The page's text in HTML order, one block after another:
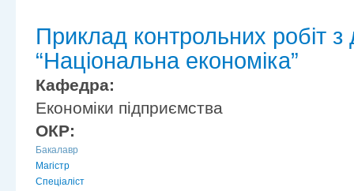
Приклад контрольних робіт з
“Національна економіка”
Кафедра:
Економіки підприємства
ОКР:
Бакалавр
Магістр
Спеціаліст